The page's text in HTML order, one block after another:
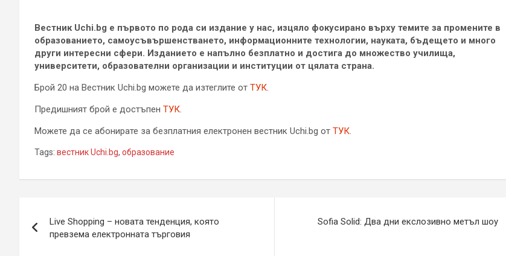
Вестник Uchi.bg e първото по рода си издание у нас, изцяло фокусирано върху темите за промените в
образованието, самоусъвършенстването, информационните технологии, науката, бъдещето и много
други интересни сфери. Изданието е напълно безплатно и достига до множество училища,
университети, образователни организации и институции от цялата страна.
Брой 20 на Вестник Uchi.bg можете да изтеглите от ТУК.
Предишният брой е достъпен ТУК.
Можете да се абонирате за безплатния електронен вестник Uchi.bg от ТУК.
Tags: вестник Uchi.bg, образование
Live Shopping – новата тенденция, която
превзема електронната търговия
Sofia Solid: Два дни екслозивно метъл шоу